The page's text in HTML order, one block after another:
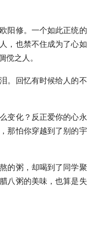
阳修。一个如此正统的
，也禁不住成为了心如
傥之人。
。回忆有时候给人的不
变化？反正爱你的心永
那怕你穿越到了别的宇
的粥，却喝到了同学聚
八粥的美味，也算是失